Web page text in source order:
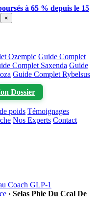
à 65 % depuis le 15
×
Ozempic Guide Complet
Complet Saxenda Guide
Guide Complet Rybelsus
Dossier
poids Témoignages
Nos Experts Contact
Coach GLP-1
› Selas Phie Du Ccal De